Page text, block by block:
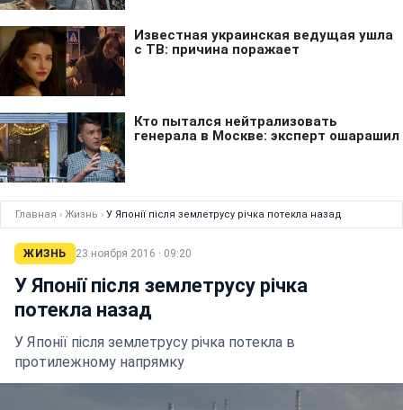
Главная › Жизнь › У Японії після землетрусу річка потекла назад
ЖИЗНЬ 23 ноября 2016 · 09:20
У Японії після землетрусу річка
потекла назад
У Японії після землетрусу річка потекла в
протилежному напрямку